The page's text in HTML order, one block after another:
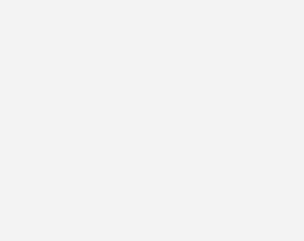
mit dem ERE